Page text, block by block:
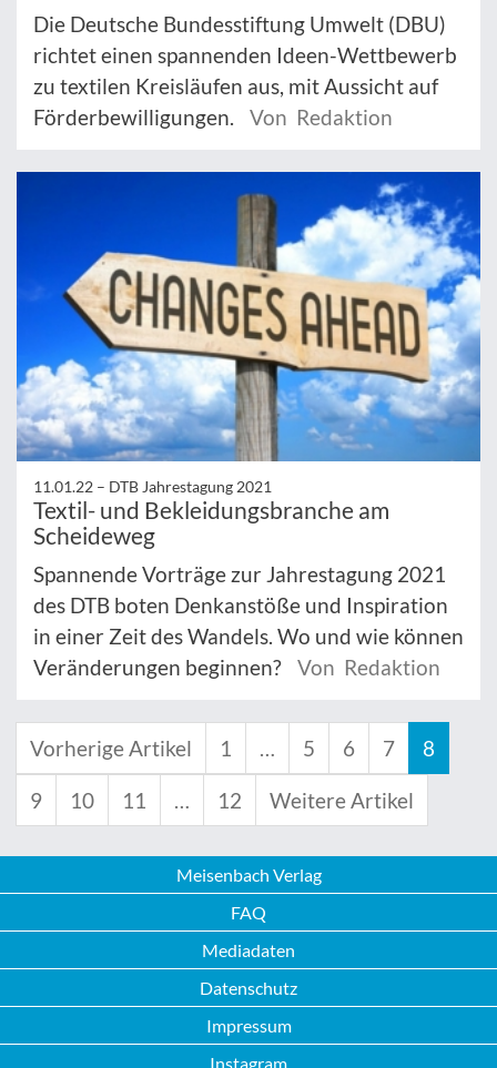
Die Deutsche Bundesstiftung Umwelt (DBU)
richtet einen spannenden Ideen-Wettbewerb
zu textilen Kreisläufen aus, mit Aussicht auf
Förderbewilligungen.
Von Redaktion
11.01.22 – DTB Jahrestagung 2021
Textil- und Bekleidungsbranche am
Scheideweg
Spannende Vorträge zur Jahrestagung 2021
des DTB boten Denkanstöße und Inspiration
in einer Zeit des Wandels. Wo und wie können
Veränderungen beginnen?
Von Redaktion
Vorherige Artikel 1 … 5 6 7 8
9 10 11 … 12 Weitere Artikel
Meisenbach Verlag
FAQ
Mediadaten
Datenschutz
Impressum
Instagram